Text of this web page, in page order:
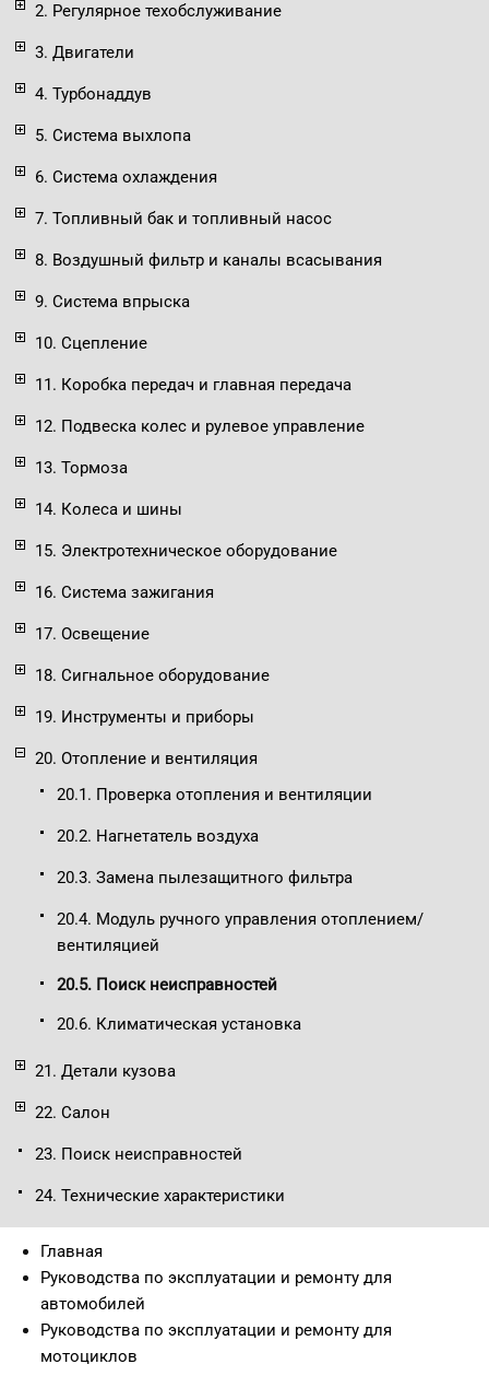
2. Регулярное техобслуживание
3. Двигатели
4. Турбонаддув
5. Система выхлопа
6. Система охлаждения
7. Топливный бак и топливный насос
8. Воздушный фильтр и каналы всасывания
9. Система впрыска
10. Сцепление
11. Коробка передач и главная передача
12. Подвеска колес и рулевое управление
13. Тормоза
14. Колеса и шины
15. Электротехническое оборудование
16. Система зажигания
17. Освещение
18. Сигнальное оборудование
19. Инструменты и приборы
20. Отопление и вентиляция
20.1. Проверка отопления и вентиляции
20.2. Нагнетатель воздуха
20.3. Замена пылезащитного фильтра
20.4. Модуль ручного управления отоплением/
вентиляцией
20.5. Поиск неисправностей
20.6. Климатическая установка
21. Детали кузова
22. Салон
23. Поиск неисправностей
24. Технические характеристики
Главная
Руководства по эксплуатации и ремонту для
автомобилей
Руководства по эксплуатации и ремонту для
мотоциклов